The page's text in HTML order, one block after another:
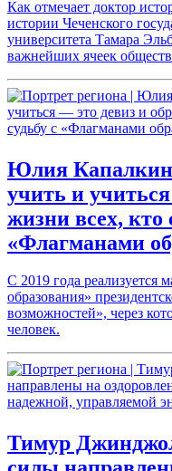
Как отмечает доктор
истории Чеченского
университета Тамара
важнейших ячеек
Юлия
учить и
жизни всех, кто
«Флагманами
С 2019 года реализуется
образования»
возможностей», через
человек.
Тимур